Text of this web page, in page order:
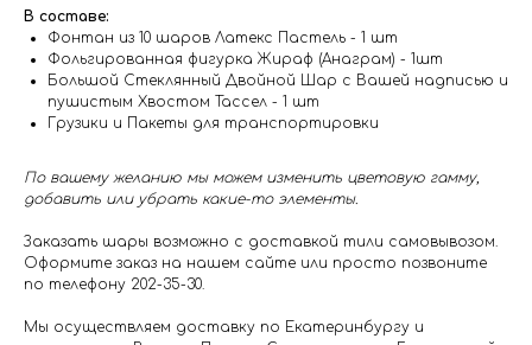
В составе:
Фонтан из 10 шаров Латекс Пастель - 1 шт
Фольгированная фигурка Жираф (Анаграм) - 1шт
Большой Стеклянный Двойной Шар с Вашей надписью и
пушистым Хвостом Тассел - 1 шт
Грузики и Пакеты для транспортировки
По вашему желанию мы можем изменить цветовую гамму,
добавить или убрать какие-то элементы.
Заказать шары возможно с доставкой тили самовывозом.
Оформите заказ на нашем сайте или просто позвоните
по телефону 202-35-30.
Мы осуществляем доставку по Екатеринбургу и